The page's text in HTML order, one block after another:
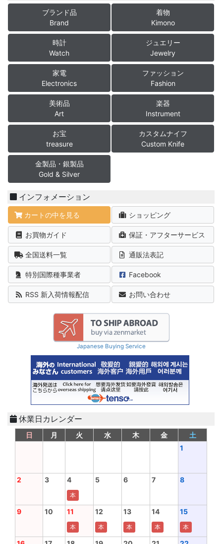
ブランド品
Brand
着物
Kimono
時計
Watch
ジュエリー
Jewelry
家電
Electronics
ファッション
Fashion
美術品
Art
楽器
Instrument
お宝
treasure
カスタムナイフ
Custom Knife
金製品・銀製品
Gold & Silver
インフォメーション
カートの中を見る ショッピング
お買物ガイド 保証・アフターサービス
全国送料一覧 通販法表記
特別国際種事業者 Facebook
RSS 新入荷情報配信 お問い合わせ
Japanese Buying Service
休業日カレンダー
日 月 火 水 木 金
土
1
2 3 4
本
5 6 7 8
9 10 11
本
12
本
13
本
14
本
15
本